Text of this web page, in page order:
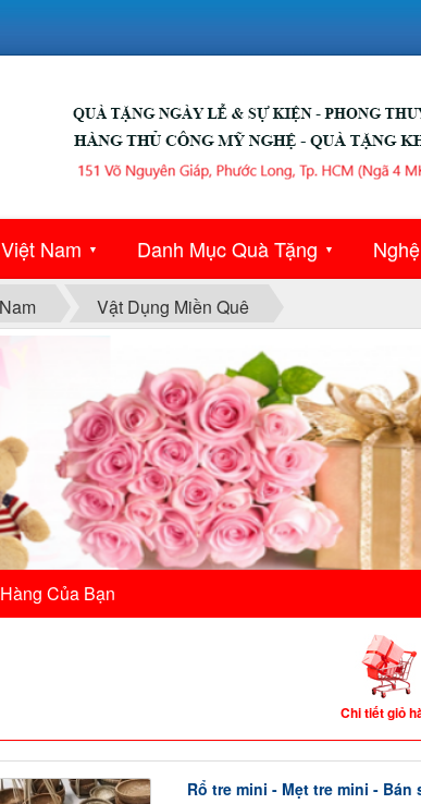
Nam ▼ Danh Mục Quà Tặng ▼
Vật Dụng Miền Quê
Của Bạn
Chi tiết giỏ
Rổ tre mini - Mẹt tre mini - Bán